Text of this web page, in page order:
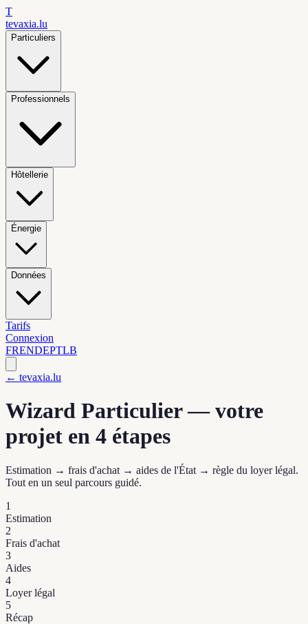
T
tevaxia.lu
Particuliers
Professionnels
Hôtellerie
Énergie
Données
Tarifs
Connexion
FRENDEPTLB
← tevaxia.lu
Wizard Particulier — votre
projet en 4 étapes
Estimation → frais d'achat → aides de l'État → règle du loyer légal.
Tout en un seul parcours guidé.
1
Estimation
2
Frais d'achat
3
Aides
4
Loyer légal
5
Récap